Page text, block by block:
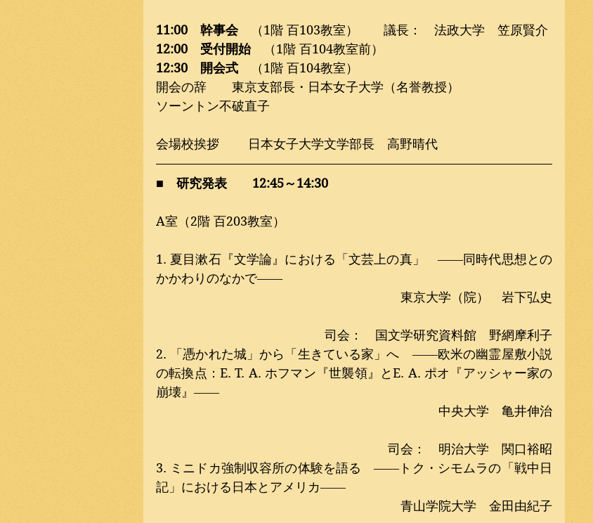
11:00　幹事会 （1階 百103教室）　　議長：　法政大学　笠原賢介
12:00　受付開始 （1階 百104教室前）
12:30　開会式 （1階 百104教室）
開会の辞　　東京支部長・日本女子大学（名誉教授）
ソーントン不破直子
会場校挨拶　　 日本女子大学文学部長　高野晴代
■　研究発表　　12:45～14:30
A室（2階 百203教室）
1. 夏目漱石『文学論』における「文芸上の真」　――同時代思想との
かかわりのなかで――
東京大学（院）　岩下弘史
司会：　国文学研究資料館　野網摩利子
2. 「憑かれた城」から「生きている家」へ　――欧米の幽霊屋敷小説
の転換点：E. T. A. ホフマン『世襲領』とE. A. ポオ『アッシャー家の
崩壊』――
中央大学　亀井伸治
司会：　明治大学　関口裕昭
3. ミニドカ強制収容所の体験を語る　――トク・シモムラの「戦中日
記」における日本とアメリカ――
青山学院大学　金田由紀子